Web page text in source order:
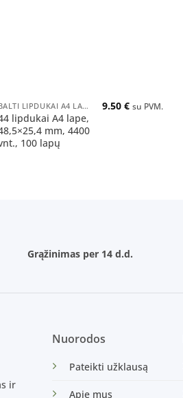
BALTI LIPDUKAI A4 LAPUOSE
lipdukai A4 lape,
mm, 4400
100 lapų
9.50 € su PVM.
Grąžinimas per 14 d.d.
ir
Nuorodos
Pateikti užklausą
Apie mus